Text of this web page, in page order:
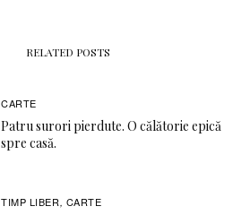
RELATED POSTS
CARTE
Patru surori pierdute. O călătorie epică
spre casă.
TIMP LIBER, CARTE